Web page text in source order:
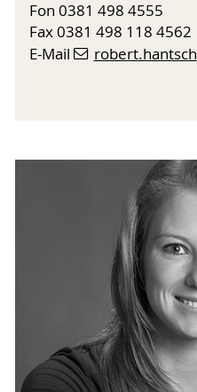
Fon 0381 498 4555
Fax 0381 498 118 4562
E-Mail
robert.hantsch